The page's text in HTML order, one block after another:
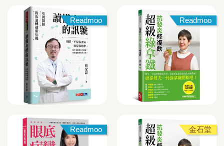
Readmoo Readmoo
Readmoo 金石堂